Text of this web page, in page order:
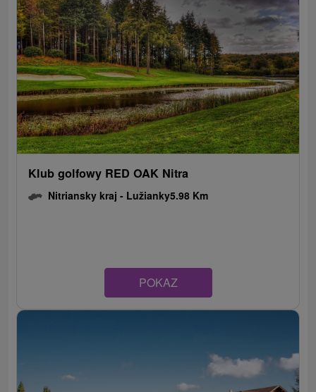
Klub golfowy RED OAK Nitra
Nitriansky kraj - Lužianky5.98 Km
POKAZ